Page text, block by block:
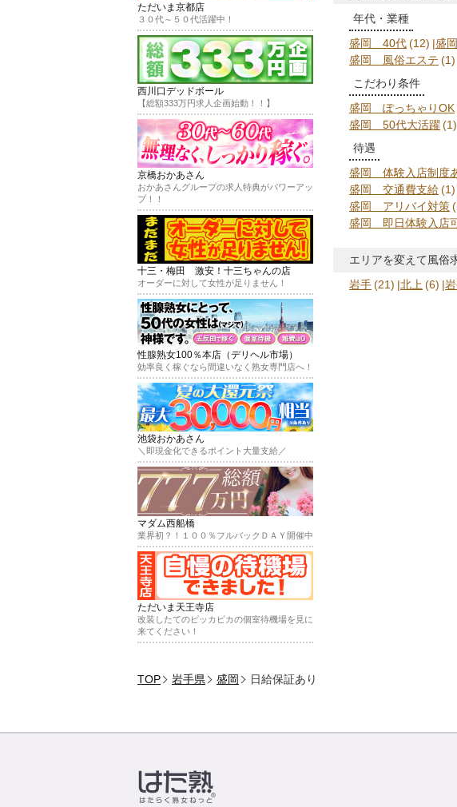
年代・業種
盛岡 40代(12) 盛
盛岡 風俗エステ (1)
こだわり条件
盛岡 ぽっちゃりOK
盛岡 50代大活躍(1)
待遇
盛岡 体験入店制度
盛岡 交通費支給(1)
盛岡 アリバイ対策
盛岡 即日体験入店
エリアを変えて風俗
岩手(21) 北上 (6)
ただいま京都店
３０代～５０代活躍中！
西川口デッドボール
【総額333万円求人企画始動！！】
京橋おかあさん
おかあさんグループの求人特典がパワーアッ
プ！！
十三・梅田 激安！十三ちゃんの店
オーダーに対して女性が足りません！
性腺熟女100％本店（デリヘル市場）
効率良く稼ぐなら間違いなく熟女専門店へ！
池袋おかあさん
＼即現金化できるポイント大量支給／
マダム西船橋
業界初？！１００％フルバックＤＡＹ開催中
ただいま天王寺店
改装したてのピッカピカの個室待機場を見に
来てください！
TOP 岩手県 盛岡 日給保証あり